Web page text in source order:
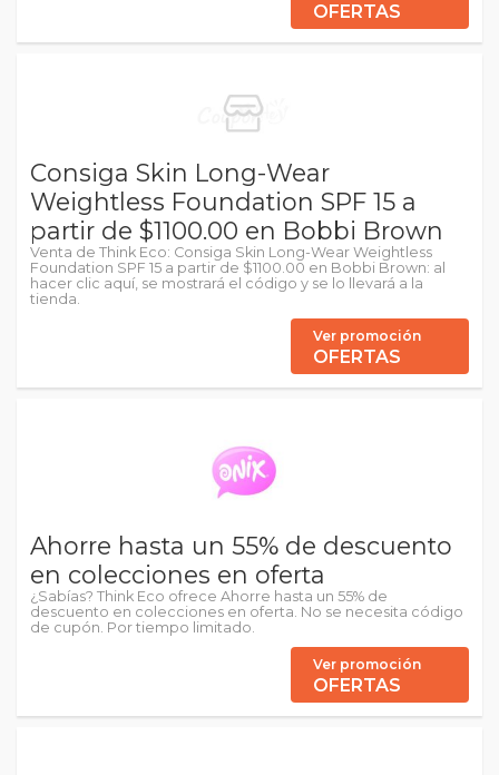
OFERTAS
Consiga Skin Long-Wear
Weightless Foundation SPF 15 a
partir de $1100.00 en Bobbi Brown
Venta de Think Eco: Consiga Skin Long-Wear Weightless
Foundation SPF 15 a partir de $1100.00 en Bobbi Brown: al
hacer clic aquí, se mostrará el código y se lo llevará a la
tienda.
Ver promoción
OFERTAS
Ahorre hasta un 55% de descuento
en colecciones en oferta
¿Sabías? Think Eco ofrece Ahorre hasta un 55% de
descuento en colecciones en oferta. No se necesita código
de cupón. Por tiempo limitado.
Ver promoción
OFERTAS